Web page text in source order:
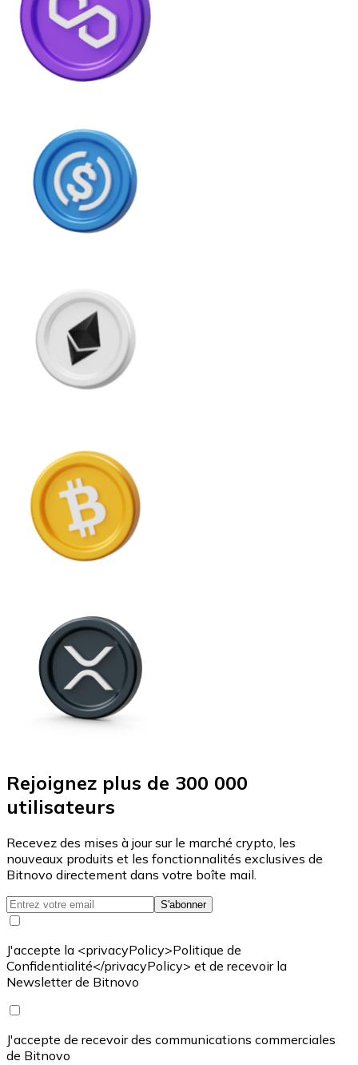
Rejoignez plus de 300 000
utilisateurs
Recevez des mises à jour sur le marché crypto, les
nouveaux produits et les fonctionnalités exclusives de
Bitnovo directement dans votre boîte mail.
S'abonner
J'accepte la <privacyPolicy>Politique de
Confidentialité</privacyPolicy> et de recevoir la
Newsletter de Bitnovo
J'accepte de recevoir des communications commerciales
de Bitnovo